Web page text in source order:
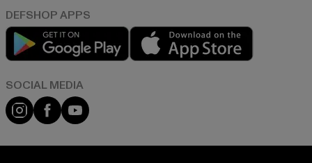
Play market
Instagram
FacebookYouTube